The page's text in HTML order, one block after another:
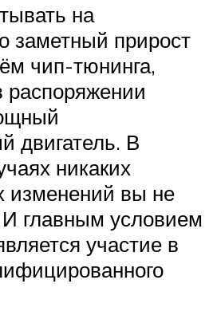
на
заметный прирост
чип-тюнинга,
распоряжении
двигатель. В
никаких
изменений вы не
И главным условием
участие в